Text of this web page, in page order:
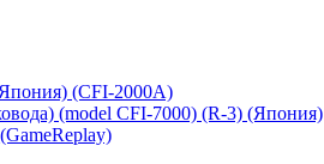
(CFI-2000A)
(model CFI-7000) (R-3) (Япония)